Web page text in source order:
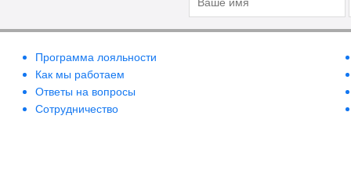
Программа лояльности
Как мы работаем
Ответы на вопросы
Сотрудничество